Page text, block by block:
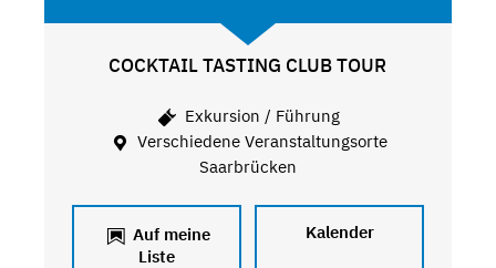
COCKTAIL TASTING CLUB TOUR
Exkursion / Führung
Verschiedene Veranstaltungsorte
Saarbrücken
Auf meine
Liste
Kalender